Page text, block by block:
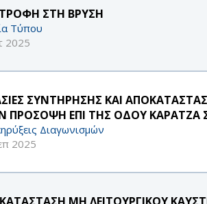
ΣΤΗ ΒΡΥΣΗ
Τύπου
2025
ΣΥΝΤΗΡΗΣΗΣ ΚΑΙ
ΠΡΟΣΟΨΗ ΕΠΙ ΤΗΣ ΟΔΟΥ ΚΑΡΑΤΖΑ
Διαγωνισμών
2025